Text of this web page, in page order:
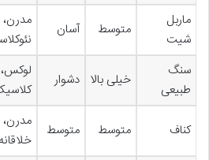
ماربل
شیت
متوسط آسان
مدرن،
سنگ
طبیعی
خیلی بالا دشوار
لوکس،
کناف متوسط متوسط
مدرن،
خلاقانه